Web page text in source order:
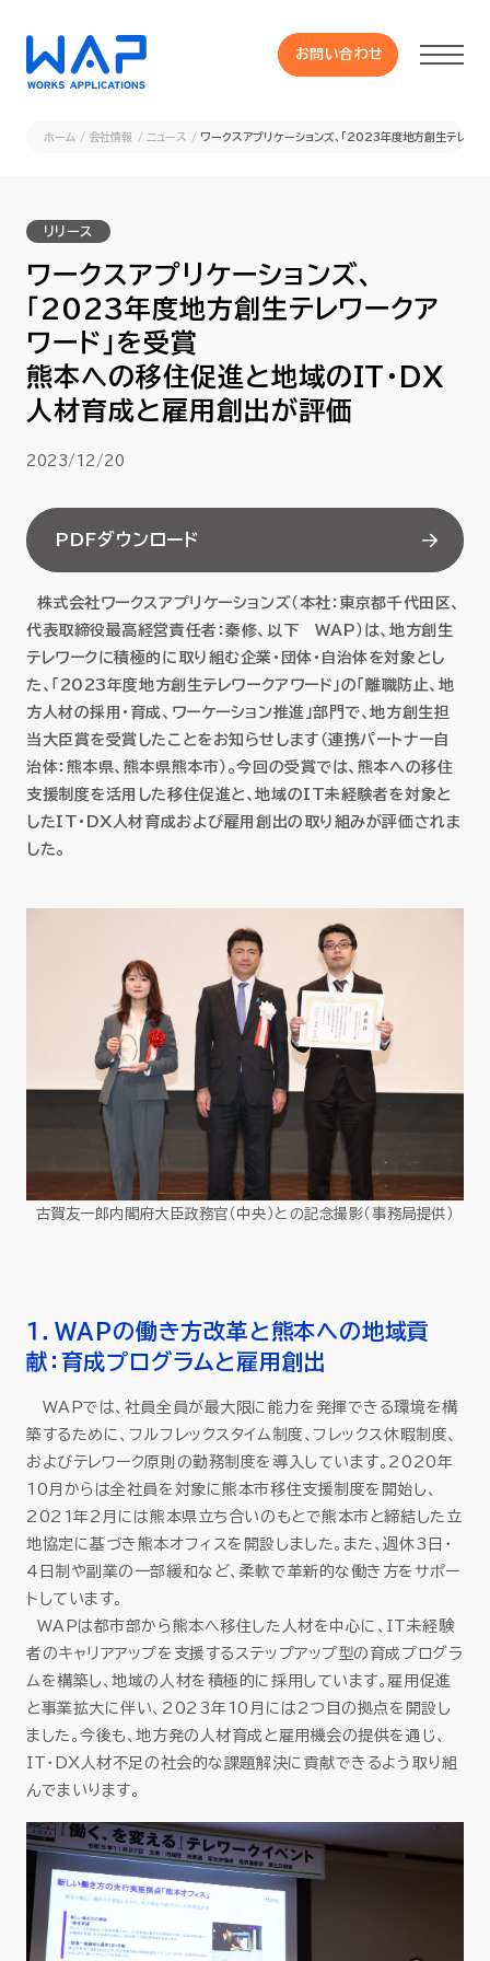
お問い合わせ
HUE 機能一覧
サービス
OXYGラインナップ
セミナー
お役立ち情報
採用
会社情報
資料ダウンロード
ホーム 会社情報 ニュース ワークスアプリケーションズ、「2023年度地方創生テレワ
リリース
ワークスアプリケーションズ、
「2023年度地方創生テレワークア
ワード」を受賞
熊本への移住促進と地域のIT・DX
人材育成と雇用創出が評価
2023/12/20
PDFダウンロード
株式会社ワークスアプリケーションズ（本社：東京都千代田区、
代表取締役最高経営責任者：秦修、以下 WAP）は、地方創生
テレワークに積極的に取り組む企業・団体・自治体を対象とし
た、「2023年度地方創生テレワークアワード」の「離職防止、地
方人材の採用・育成、ワーケーション推進」部門で、地方創生担
当大臣賞を受賞したことをお知らせします（連携パートナー自
治体：熊本県、熊本県熊本市）。今回の受賞では、熊本への移住
支援制度を活用した移住促進と、地域のIT未経験者を対象と
したIT・DX人材育成および雇用創出の取り組みが評価されま
した。
古賀友一郎内閣府大臣政務官（中央）との記念撮影（事務局提供）
１．WAPの働き方改革と熊本への地域貢
献：育成プログラムと雇用創出
WAPでは、社員全員が最大限に能力を発揮できる環境を構
築するために、フルフレックスタイム制度、フレックス休暇制度、
およびテレワーク原則の勤務制度を導入しています。2020年
10月からは全社員を対象に熊本市移住支援制度を開始し、
2021年2月には熊本県立ち合いのもとで熊本市と締結した立
地協定に基づき熊本オフィスを開設しました。また、週休3日・
4日制や副業の一部緩和など、柔軟で革新的な働き方をサポー
トしています。
WAPは都市部から熊本へ移住した人材を中心に、IT未経験
者のキャリアアップを支援するステップアップ型の育成プログラ
ムを構築し、地域の人材を積極的に採用しています。雇用促進
と事業拡大に伴い、2023年10月には2つ目の拠点を開設し
ました。今後も、地方発の人材育成と雇用機会の提供を通じ、
IT・DX人材不足の社会的な課題解決に貢献できるよう取り組
んでまいります。
お問い合わせ